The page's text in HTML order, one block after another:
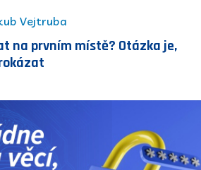
Vejtruba
na prvním místě? Otázka je,